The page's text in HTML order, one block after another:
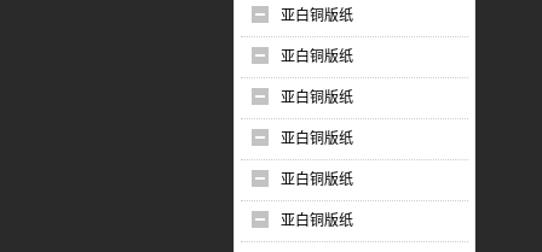
亚白铜版纸
亚白铜版纸
亚白铜版纸
亚白铜版纸
亚白铜版纸
亚白铜版纸